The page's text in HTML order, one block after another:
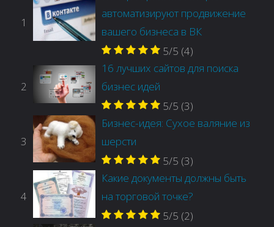
1
автоматизируют продвижение
вашего бизнеса в ВК
5/5 (4)
2
16 лучших сайтов для поиска
бизнес идей
5/5 (3)
3
Бизнес-идея: Сухое валяние из
шерсти
5/5 (3)
4
Какие документы должны быть
на торговой точке?
5/5 (2)